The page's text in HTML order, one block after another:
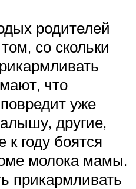
родителей
со скольки
что
уже
другие,
к году боятся
молока мамы.
прикармливать